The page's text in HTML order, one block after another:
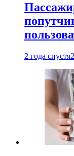
2 года спустя